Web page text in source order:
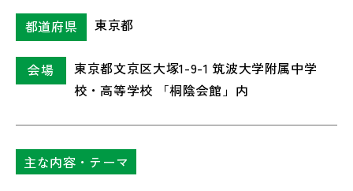
都道府県 東京都
会場
東京都文京区大塚1-9-1 筑波大学附属中学
校・高等学校 「桐陰会館」内
主な内容・テーマ